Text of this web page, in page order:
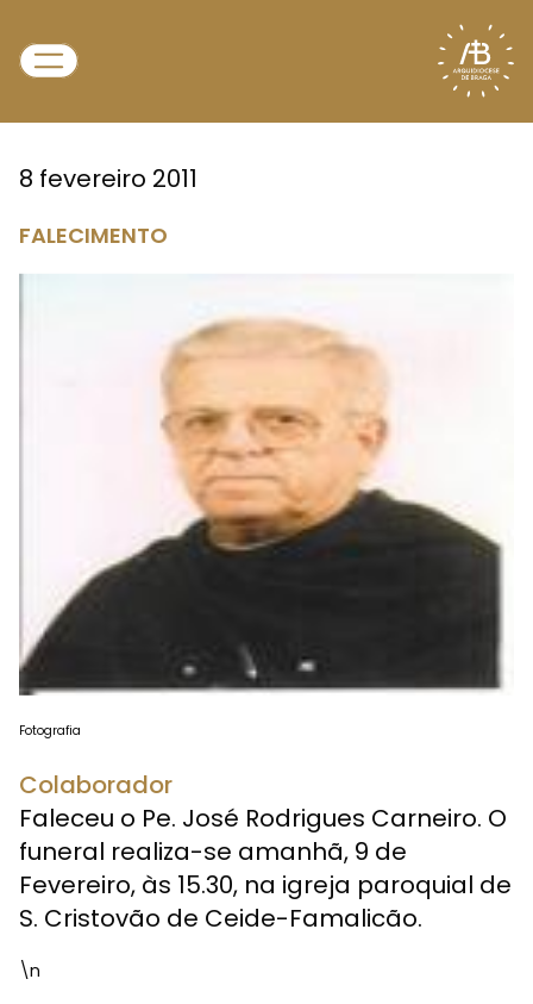
8 fevereiro 2011
FALECIMENTO
Fotografia
Colaborador
Faleceu o Pe. José Rodrigues Carneiro. O
funeral realiza-se amanhã, 9 de
Fevereiro, às 15.30, na igreja paroquial de
S. Cristovão de Ceide-Famalicão.
\n